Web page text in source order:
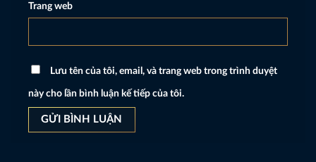
Trang web
Lưu tên của tôi, email, và trang web trong trình duyệt
này cho lần bình luận kế tiếp của tôi.